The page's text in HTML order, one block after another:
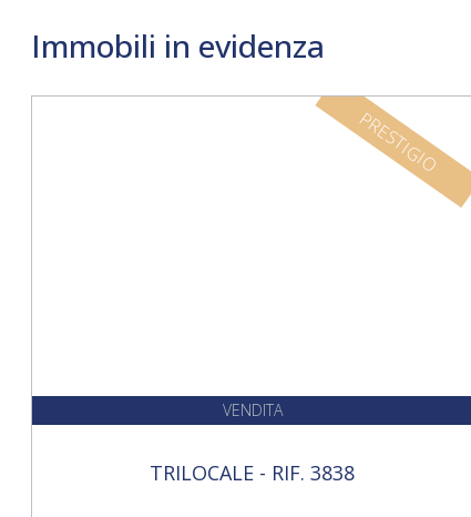
Immobili in evidenza
PRESTIGIO
VENDITA
TRILOCALE - RIF. 3838